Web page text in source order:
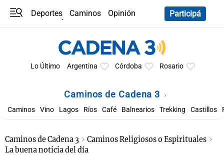
Deportes Caminos
Opinión
Participá
Lo Último Argentina Córdoba Rosario
Caminos de Cadena 3
Caminos Vino Lagos Ríos Café Balnearios Trekking Castillos
Caminos de Cadena 3
Caminos Religiosos o Espirituales
La buena noticia del día